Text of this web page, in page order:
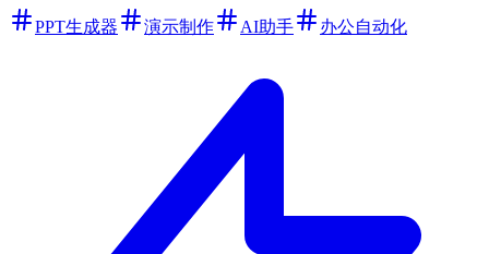
PPT生成器 演示制作 AI助手 办公自动化